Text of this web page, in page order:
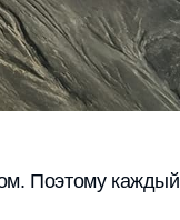
Поэтому каждый